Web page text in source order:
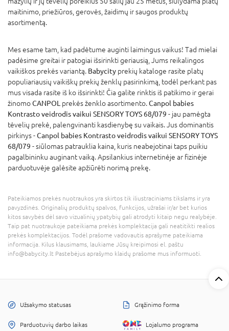
maitinimo, priežiūros, gerovės, žaidimų ir saugos produktų
asortimentą.
Mes esame tam, kad padėtume auginti laimingus vaikus! Tad mielai
padėsime greitai ir patogiai išsirinkti geriausią, Jums reikalingos
vaikiškos prekės variantą. Babycity prekių kataloge rasite platų
populiariausių vaikiškų prekių ženklų pasirinkimą, todėl perkant pas
mus visada rasite iš ko išsirinkti! Čia galite rinktis iš patikimo ir gerai
žinomoCANPOL prekės ženklo asortimento.Canpol babies
Kontrasto veidrodis vaikui SENSORY TOYS 68/079 - jau pamėgta
tėvelių prekė, palengvinanti kasdienybę su vaikais. Jus dominantis
pirkinys -Canpol babies Kontrasto veidrodis vaikui SENSORY TOYS
68/079 - siūlomas patrauklia kaina, kuris neabejotinai taps puikiu
pagalbininku auginant vaiką. Apsilankius internetinėje ar fizinėje
parduotuvėje galėsite apžiūrėti norimą prekę.
Pateikiamos prekės nuotraukos yra skirtos tik iliustraciniams tikslams ir yra
pavyzdinės. Originalių produktų spalvos, funkcijos, užrašai ir/ar bet kurios
kitos savybės dėl savo vizualinių ypatybių gali atrodyti kitaip negu realybėje.
Taip pat nuotraukoje pateikiama prekės komplektacija gali neatitikti realios
prekės komplektacijos. Todėl prašome vadovautis aprašyme pateikiama
informacija. Kilus klausimams, laukiame Jūsų kreipimosi el. paštu
info@babycity.lt Pastebėjus aprašymo klaidų prašome mus informuoti.
Užsakymo statusas Grąžinimo forma
Parduotuvių darbo laikas Lojalumo programa